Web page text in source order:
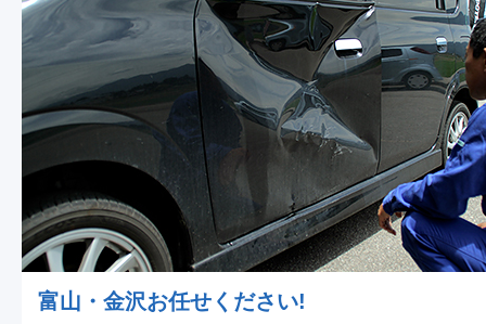
富山・金沢お任せください!